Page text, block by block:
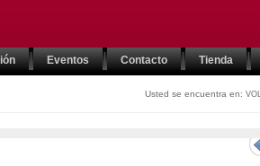
Eventos Contacto Tienda
Usted se encuentra en: